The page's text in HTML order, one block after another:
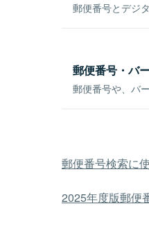
郵便番号とデジ
郵便番号・バ
郵便番号や、バ
郵便番号検索に
2025年度版郵便